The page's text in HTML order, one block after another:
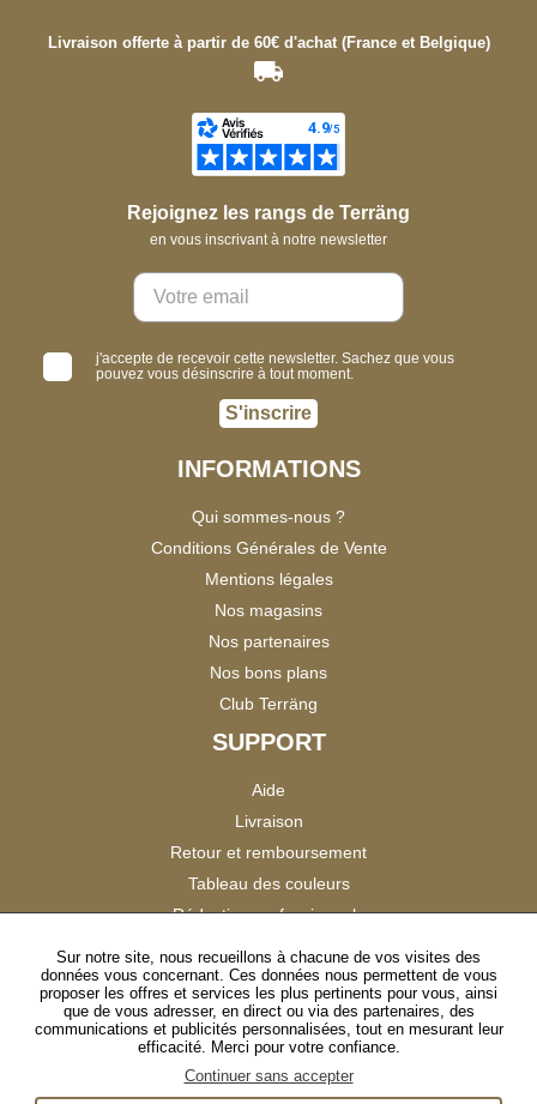
Livraison offerte à partir de 60€ d'achat (France et Belgique)
Rejoignez les rangs de Terräng
en vous inscrivant à notre newsletter
j'accepte de recevoir cette newsletter. Sachez que vous
pouvez vous désinscrire à tout moment.
S'inscrire
INFORMATIONS
Qui sommes-nous ?
Conditions Générales de Vente
Mentions légales
Nos magasins
Nos partenaires
Nos bons plans
Club Terräng
SUPPORT
Aide
Livraison
Retour et remboursement
Tableau des couleurs
Réduction professionnels
Satisfaction Clients
SUIVEZ-NOUS
Sur notre site, nous recueillons à chacune de vos visites des
données vous concernant. Ces données nous permettent de vous
proposer les offres et services les plus pertinents pour vous, ainsi
que de vous adresser, en direct ou via des partenaires, des
communications et publicités personnalisées, tout en mesurant leur
efficacité. Merci pour votre confiance.
Continuer sans accepter